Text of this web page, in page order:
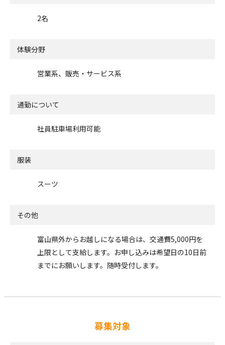
2名
体験分野
営業系、販売・サービス系
通勤について
社員駐車場利用可能
服装
スーツ
その他
富山県外からお越しになる場合は、交通費5,000円を
上限として支給します。お申し込みは希望日の10日前
までにお願いします。随時受付します。
募集対象